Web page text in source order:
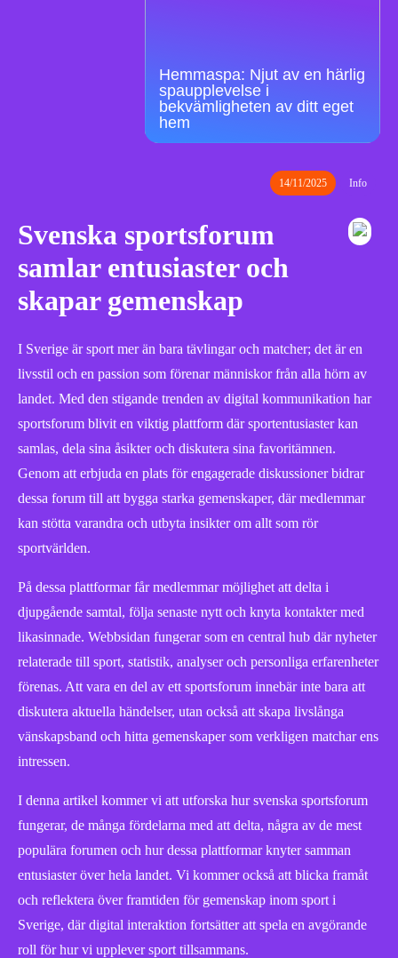
Hemmaspa: Njut av en härlig
spaupplevelse i
bekvämligheten av ditt eget
hem
14/11/2025 Info
Svenska sportsforum
samlar entusiaster och
skapar gemenskap
I Sverige är sport mer än bara tävlingar och matcher; det är en
livsstil och en passion som förenar människor från alla hörn av
landet. Med den stigande trenden av digital kommunikation har
sportsforum blivit en viktig plattform där sportentusiaster kan
samlas, dela sina åsikter och diskutera sina favoritämnen.
Genom att erbjuda en plats för engagerade diskussioner bidrar
dessa forum till att bygga starka gemenskaper, där medlemmar
kan stötta varandra och utbyta insikter om allt som rör
sportvärlden.
På dessa plattformar får medlemmar möjlighet att delta i
djupgående samtal, följa senaste nytt och knyta kontakter med
likasinnade. Webbsidan fungerar som en central hub där nyheter
relaterade till sport, statistik, analyser och personliga erfarenheter
förenas. Att vara en del av ett sportsforum innebär inte bara att
diskutera aktuella händelser, utan också att skapa livslånga
vänskapsband och hitta gemenskaper som verkligen matchar ens
intressen.
I denna artikel kommer vi att utforska hur svenska sportsforum
fungerar, de många fördelarna med att delta, några av de mest
populära forumen och hur dessa plattformar knyter samman
entusiaster över hela landet. Vi kommer också att blicka framåt
och reflektera över framtiden för gemenskap inom sport i
Sverige, där digital interaktion fortsätter att spela en avgörande
roll för hur vi upplever sport tillsammans.